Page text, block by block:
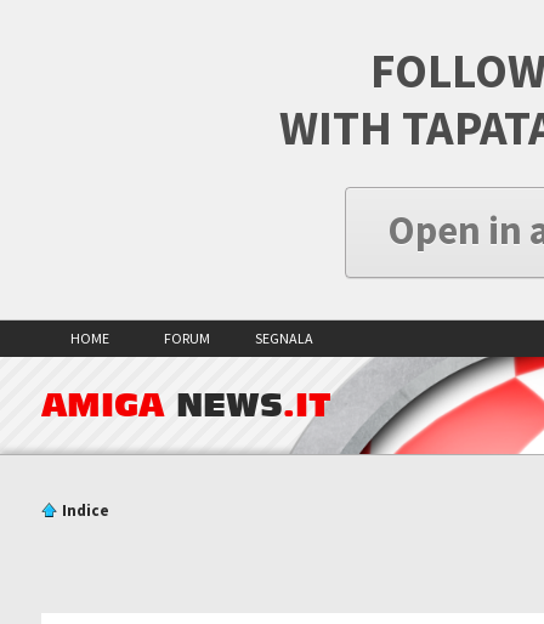
WITH
Open in
HOME FORUM SEGNALA
AMIGA NEWS.IT
Indice